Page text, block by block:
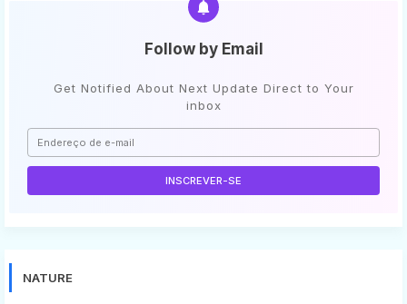
Follow by Email
Get Notified About Next Update Direct to Your
inbox
NATURE